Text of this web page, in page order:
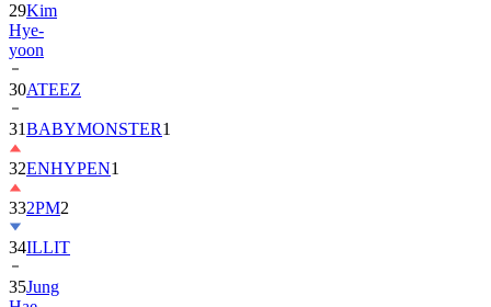
29Kim
Hye-
yoon
30ATEEZ
31BABYMONSTER1
32ENHYPEN1
332PM2
34ILLIT
35Jung